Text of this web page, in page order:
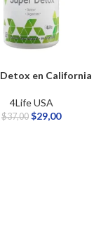
en California
4Life USA
$37,00 $29,00